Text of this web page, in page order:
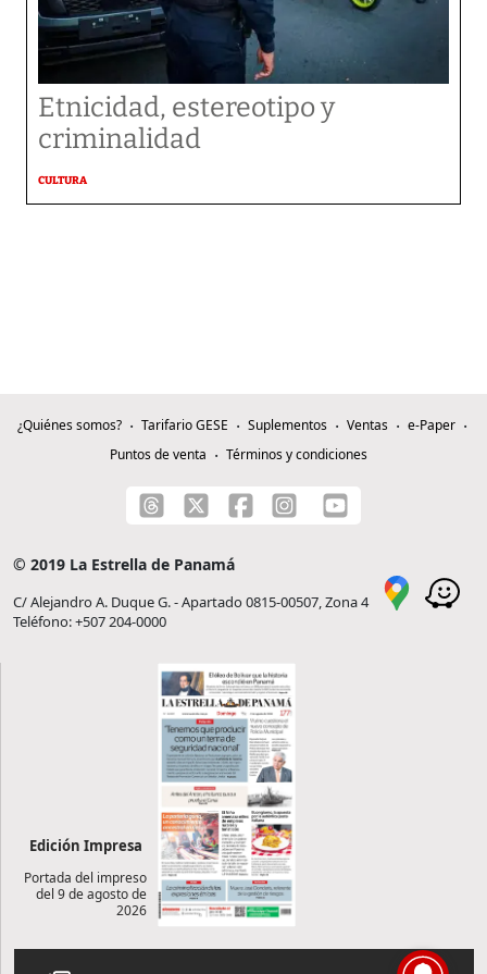
Etnicidad, estereotipo y
criminalidad
CULTURA
¿Quiénes somos? Tarifario GESE Suplementos Ventas
e-Paper
Puntos de venta
Términos y condiciones
© 2019 La Estrella de Panamá
C/ Alejandro A. Duque G. - Apartado 0815-00507, Zona 4
Teléfono: +507 204-0000
Edición Impresa
Portada del impreso
del 9 de agosto de
2026